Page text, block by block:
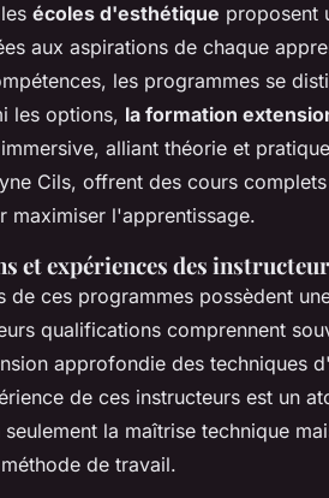
écoles d'esthétique proposent
aux aspirations de chaque
les programmes se
les options, la formation
alliant théorie et
Cils, offrent des cours
maximiser l'apprentissage.
et expériences des
de ces programmes possèdent
qualifications comprennent
approfondie des techniques d'
de ces instructeurs est un
seulement la maîtrise technique
de travail.